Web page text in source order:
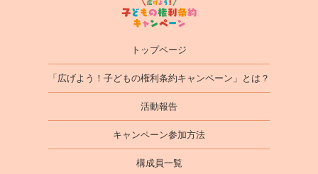
トップページ
「広げよう！子どもの権利条約キャンペーン」とは？
活動報告
キャンペーン参加方法
構成員一覧